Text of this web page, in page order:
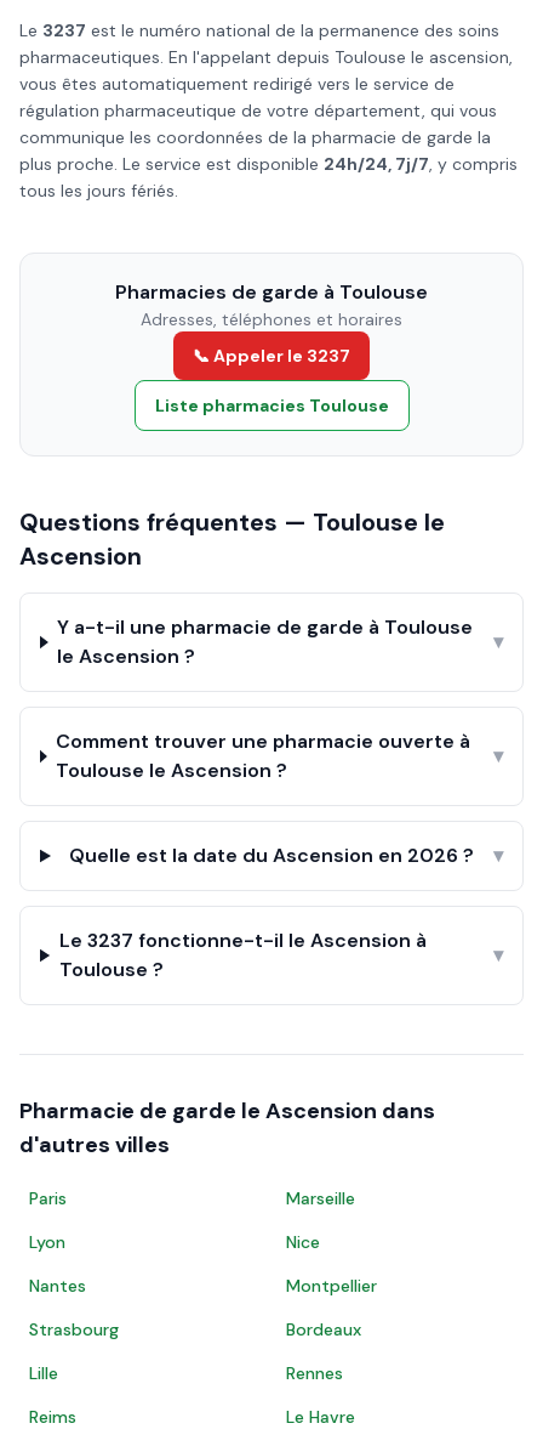
Le 3237 est le numéro national de la permanence des soins
pharmaceutiques. En l'appelant depuis Toulouse le ascension,
vous êtes automatiquement redirigé vers le service de
régulation pharmaceutique de votre département, qui vous
communique les coordonnées de la pharmacie de garde la
plus proche. Le service est disponible 24h/24, 7j/7, y compris
tous les jours fériés.
Pharmacies de garde à Toulouse
Adresses, téléphones et horaires
📞 Appeler le 3237
Liste pharmacies Toulouse
Questions fréquentes — Toulouse le
Ascension
Y a-t-il une pharmacie de garde à Toulouse
le Ascension ?
▾
Comment trouver une pharmacie ouverte à
Toulouse le Ascension ?
▾
Quelle est la date du Ascension en 2026 ? ▾
Le 3237 fonctionne-t-il le Ascension à
Toulouse ?
▾
Pharmacie de garde le Ascension dans
d'autres villes
Paris
Marseille
Lyon
Nice
Nantes
Montpellier
Strasbourg
Bordeaux
Lille
Rennes
Reims
Le Havre